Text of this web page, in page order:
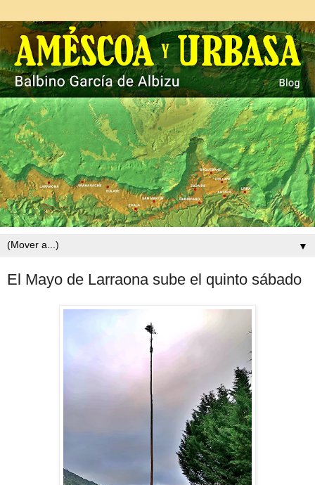
▼
El Mayo de Larraona sube el quinto sábado